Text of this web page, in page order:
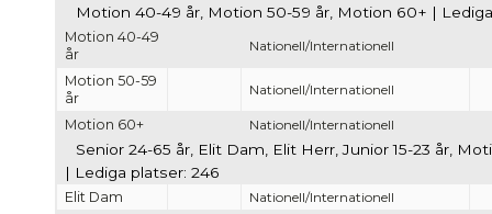
Motion 40-49 år, Motion 50-59 år, Motion 60+ |
Motion 40-49
år
Nationell/Internationell
Motion 50-59
år
Nationell/Internationell
Motion 60+ Nationell/Internationell
Senior 24-65 år, Elit Dam, Elit Herr, Junior 15-23 år,
| Lediga platser: 246
Elit Dam
Nationell/Internationell